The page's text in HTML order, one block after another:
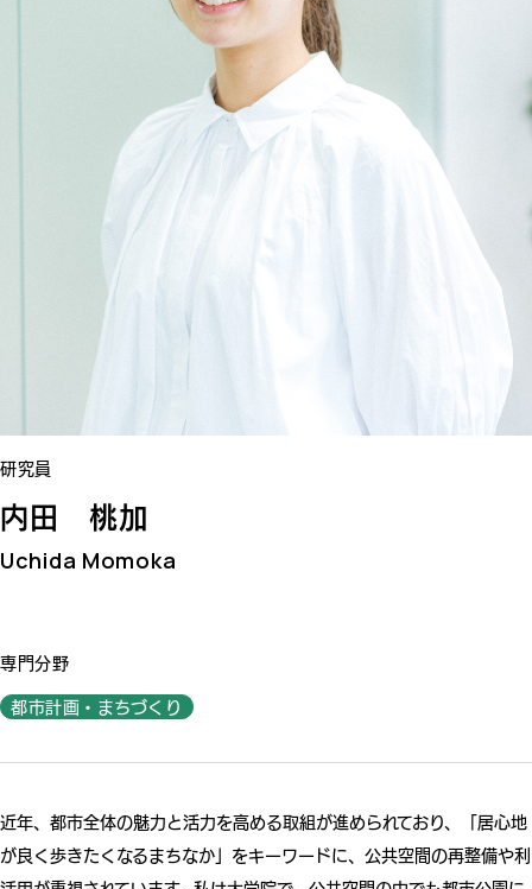
研究員
内田 桃加
Uchida Momoka
専門分野
都市計画・まちづくり
近年、都市全体の魅力と活力を高める取組が進められており、「居心地
が良く歩きたくなるまちなか」をキーワードに、公共空間の再整備や利